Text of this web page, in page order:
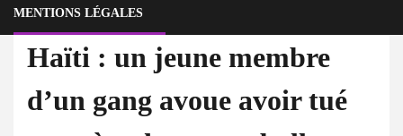
MENTIONS LÉGALES
À la Une Actu
Haïti : un jeune membre
d’un gang avoue avoir tué